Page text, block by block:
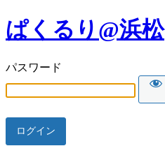
ぱくるり@浜松
パスワード